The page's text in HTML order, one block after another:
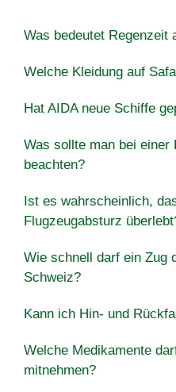
Was bedeutet Regenzeit
Welche Kleidung auf
Hat AIDA neue Schiffe
Was sollte man bei einer
beachten?
Ist es wahrscheinlich,
Flugzeugabsturz
Wie schnell darf ein Zug
Schweiz?
Kann ich Hin- und
Welche Medikamente
mitnehmen?